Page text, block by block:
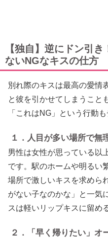
【独自】逆にドン引
ないNGなキスの仕方
別れ際のキスは最高の愛情
と彼を引かせてしまうこと
「これはNG」という行動
１．人目が多い場所で無
男性は女性が思っている以
です。駅のホームや明るい
場所で激しいキスを求めら
がない子なのかな」と一気
スは軽いリップキスに留め
２．「早く帰りたい」オ